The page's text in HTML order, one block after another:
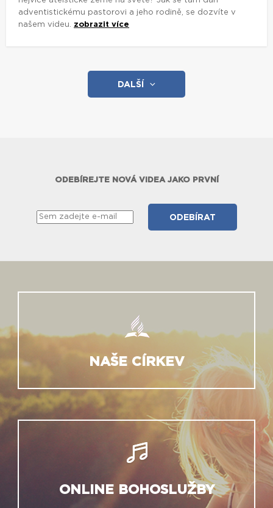
adventistickému pastorovi a jeho rodině, se dozvíte v
našem videu. zobrazit více
DALŠÍ
ODEBÍREJTE NOVÁ VIDEA JAKO PRVNÍ
NAŠE CÍRKEV
ONLINE BOHOSLUŽBY